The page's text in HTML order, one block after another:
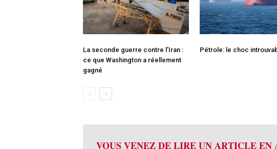
La seconde guerre contre l’Iran :
ce que Washington a réellement
gagné
Pétrole: le choc
VOUS VENEZ DE LIRE UN ARTICLE EN